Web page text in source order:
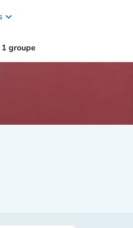
keyboard_arrow_down
groupe